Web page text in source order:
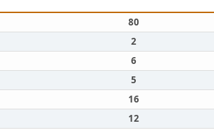
80
2
6
5
16
12